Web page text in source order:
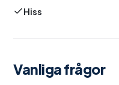
Hiss
Vanliga frågor